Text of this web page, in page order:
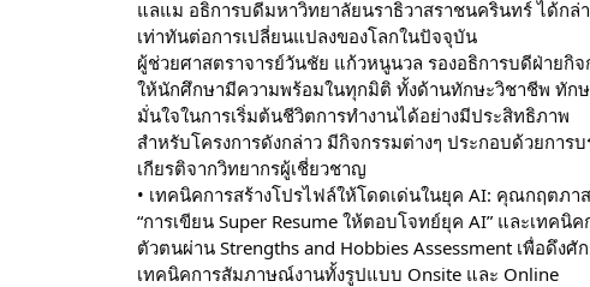
แลแม อธิการบดีมหาวิทยาลัยนราธิวาสราชนครินทร์ ได้กล่
เท่าทันต่อการเปลี่ยนแปลงของโลกในปัจจุบัน
ผู้ช่วยศาสตราจารย์วันชัย แก้วหนูนวล รองอธิการบดีฝ่ายกิ
ให้นักศึกษามีความพร้อมในทุกมิติ ทั้งด้านทักษะวิชาชีพ ทักษ
มั่นใจในการเริ่มต้นชีวิตการทำงานได้อย่างมีประสิทธิภาพ
สำหรับโครงการดังกล่าว มีกิจกรรมต่างๆ ประกอบด้วยการ
เกียรติจากวิทยากรผู้เชี่ยวชาญ
• เทคนิคการสร้างโปรไฟล์ให้โดดเด่นในยุค AI: คุณกฤตภ
“การเขียน Super Resume ให้ตอบโจทย์ยุค AI” และเทค
ตัวตนผ่าน Strengths and Hobbies Assessment เพื่อดึง
เทคนิคการสัมภาษณ์งานทั้งรูปแบบ Onsite และ Online